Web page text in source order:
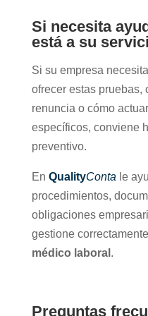
Si necesita
está a su
Si su empresa
ofrecer estas pruebas,
renuncia o cómo
específicos, conviene
preventivo.
En QualityConta le
procedimientos,
obligaciones
gestione
médico laboral .
Preguntas